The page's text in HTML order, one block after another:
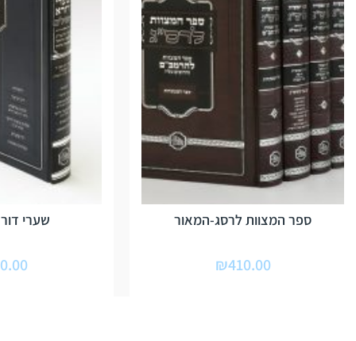
ספר המצוות לרסג-המאור
₪410.00
שערי